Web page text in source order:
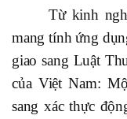
Từ kinh
mang tính ứng
giao sang Luật
của Việt Nam:
sang xác thực